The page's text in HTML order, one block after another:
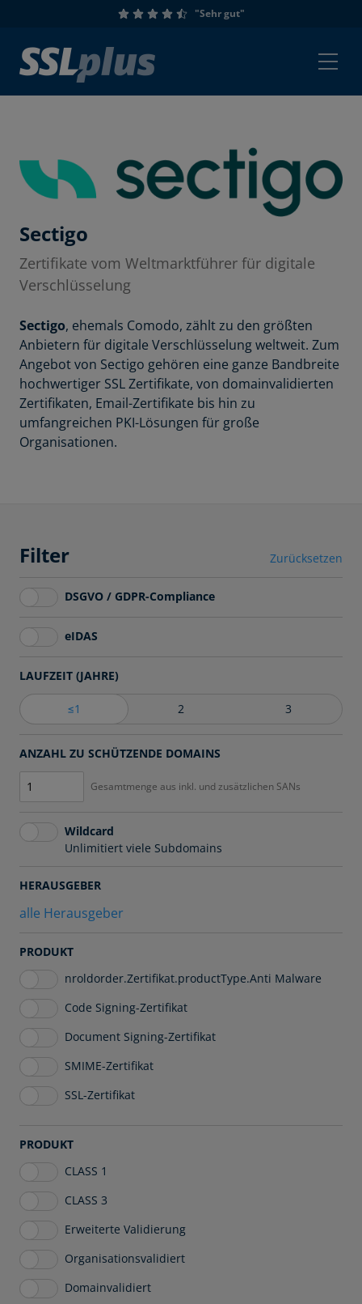
"Sehr gut"
Sectigo
Zertifikate vom Weltmarktführer für digitale
Verschlüsselung
Sectigo, ehemals Comodo, zählt zu den größten
Anbietern für digitale Verschlüsselung weltweit. Zum
Angebot von Sectigo gehören eine ganze Bandbreite
hochwertiger SSL Zertifikate, von domainvalidierten
Zertifikaten, Email-Zertifikate bis hin zu
umfangreichen PKI-Lösungen für große
Organisationen.
Filter Zurücksetzen
DSGVO / GDPR-Compliance
eIDAS
LAUFZEIT (JAHRE)
≤1 2 3
ANZAHL ZU SCHÜTZENDE DOMAINS
Gesamtmenge aus inkl. und zusätzlichen SANs
Wildcard
Unlimitiert viele Subdomains
HERAUSGEBER
alle Herausgeber
PRODUKT
nroldorder.Zertifikat.productType.Anti Malware
Code Signing-Zertifikat
Document Signing-Zertifikat
SMIME-Zertifikat
SSL-Zertifikat
PRODUKT
CLASS 1
CLASS 3
Erweiterte Validierung
Organisationsvalidiert
Domainvalidiert